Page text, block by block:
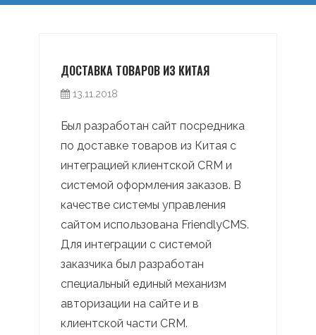
ДОСТАВКА ТОВАРОВ ИЗ КИТАЯ
13.11.2018
Был разработан сайт посредника
по доставке товаров из Китая с
интеграцией клиентской CRM и
системой оформления заказов. В
качестве системы управления
сайтом использована FriendlyCMS.
Для интеграции с системой
заказчика был разработан
специальный единый механизм
авторизации на сайте и в
клиентской части CRM.